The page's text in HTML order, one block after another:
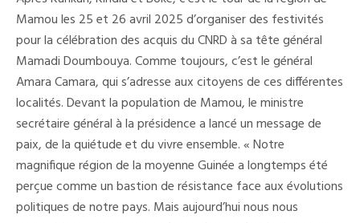
:
«
Notre
Magnifique
Région
De
La
Moyenne
Guinée
A
Longtemps
Été
Perçue
Comme
Un
Bastion
Mamou les 25 et 26 avril 2025 d’organiser des festivités
pour la célébration des acquis du CNRD à sa tête général
Mamadi Doumbouya. Comme toujours, c’est le général
Amara Camara, qui s’adresse aux citoyens de ces différentes
localités. Devant la population de Mamou, le ministre
secrétaire général à la présidence a lancé un message de
paix, de la quiétude et du vivre ensemble. « Notre
magnifique région de la moyenne Guinée a longtemps été
perçue comme un bastion de résistance face aux évolutions
politiques de notre pays. Mais aujourd’hui nous nous